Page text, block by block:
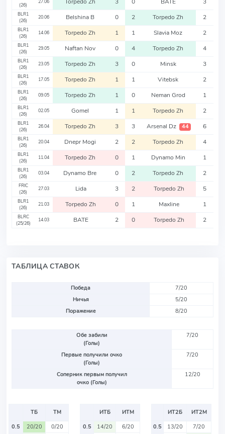
(26)
27.06 Torpedo Zh 3 0 BATE 3
BLR1
(26)
20.06 Belshina B 0 2 Torpedo Zh 2
BLR1
(26)
14.06 Torpedo Zh 1 1 Slavia Moz 2
BLR1
(26)
29.05 Naftan Nov 0 4 Torpedo Zh 4
BLR1
(26)
23.05 Torpedo Zh 3 0 Minsk 3
BLR1
(26)
17.05 Torpedo Zh 1 1 Vitebsk 2
BLR1
(26)
09.05 Torpedo Zh 1 0 Neman Grod 1
BLR1
(26)
02.05 Gomel 1 1 Torpedo Zh 2
BLR1
(26)
26.04 Torpedo Zh 3 3 Arsenal Dz 44 6
BLR1
(26)
20.04 Dnepr Mogi 2 2 Torpedo Zh 4
BLR1
(26)
11.04 Torpedo Zh 0 1 Dynamo Min 1
BLR1
(26)
03.04 Dynamo Bre 0 2 Torpedo Zh 2
FRIC
(26)
27.03 Lida 3 2 Torpedo Zh 5
BLR1
(26)
21.03 Torpedo Zh 0 1 Maxline 1
BLRC
(25/26)
14.03 BATE 2 0 Torpedo Zh 2
ТАБЛИЦА СТАВОК
Победа
7/20
Ничья
5/20
Поражение
8/20
Обе забили
(Голы)
7/20
Первые получили очко
(Голы)
7/20
Соперник первым получил
очко (Голы)
12/20
ТБ
ТМ
0.5
20/20
0/20
ИТБ
ИТМ
0.5
14/20
6/20
ИТ2Б
ИТ2М
0.5
13/20
7/20